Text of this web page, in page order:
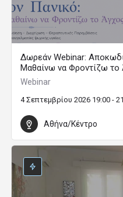
Δωρεάν Webinar:
Μαθαίνω να Φροντίζω το
Webinar
4 Σεπτεμβρίου 2026 19:00 -
Αθήνα/Κέντρο